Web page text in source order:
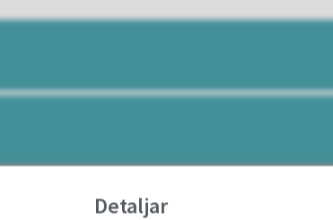
Detaljar